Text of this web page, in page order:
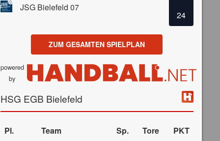
JSG Bielefeld 07
24
ZUM GESAMTEN SPIELPLAN
powered
by
HSG EGB Bielefeld
Pl. Team Sp. Tore PKT